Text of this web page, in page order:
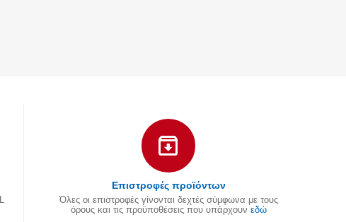
Επιστροφές προϊόντων
Όλες οι επιστροφές γίνονται δεχτές σύμφωνα με τους
όρους και τις προϋποθέσεις που υπάρχουν εδώ